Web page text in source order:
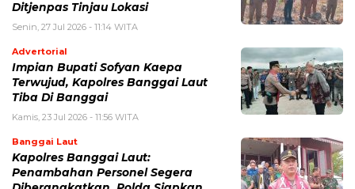
Ditjenpas Tinjau Lokasi
Senin, 27 Jul 2026 - 11:14 WITA
Advertorial
Impian Bupati Sofyan Kaepa
Terwujud, Kapolres Banggai Laut
Tiba Di Banggai
Kamis, 23 Jul 2026 - 11:56 WITA
Banggai Laut
Kapolres Banggai Laut:
Penambahan Personel Segera